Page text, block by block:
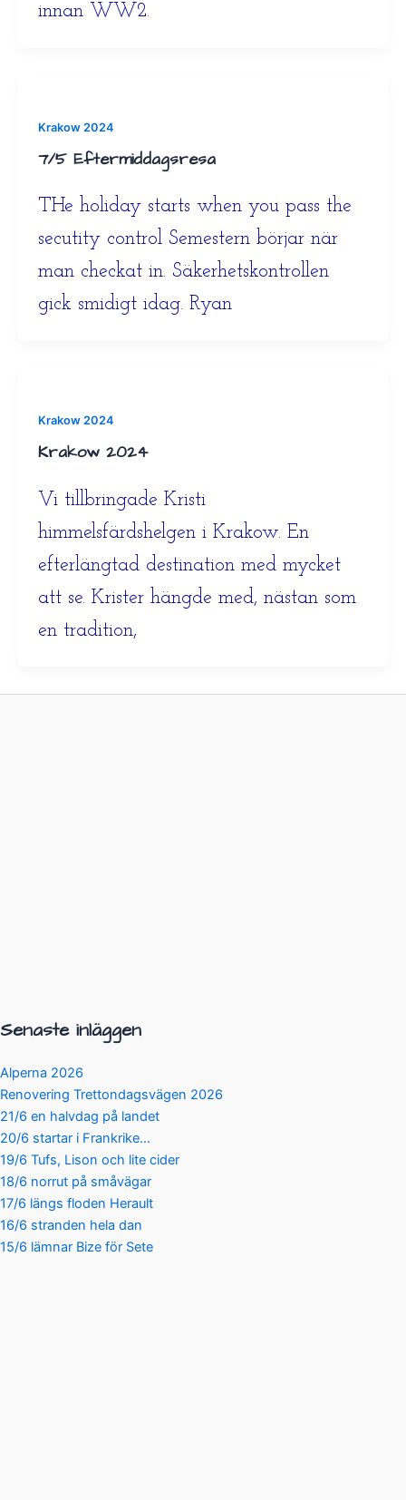
innan WW2.
Krakow 2024
7/5 Eftermiddagsresa
THe holiday starts when you pass the
secutity control Semestern börjar när
man checkat in. Säkerhetskontrollen
gick smidigt idag. Ryan
Krakow 2024
Krakow 2024
Vi tillbringade Kristi
himmelsfärdshelgen i Krakow. En
efterlängtad destination med mycket
att se. Krister hängde med, nästan som
en tradition,
Senaste inläggen
Alperna 2026
Renovering Trettondagsvägen 2026
21/6 en halvdag på landet
20/6 startar i Frankrike…
19/6 Tufs, Lison och lite cider
18/6 norrut på småvägar
17/6 längs floden Herault
16/6 stranden hela dan
15/6 lämnar Bize för Sete